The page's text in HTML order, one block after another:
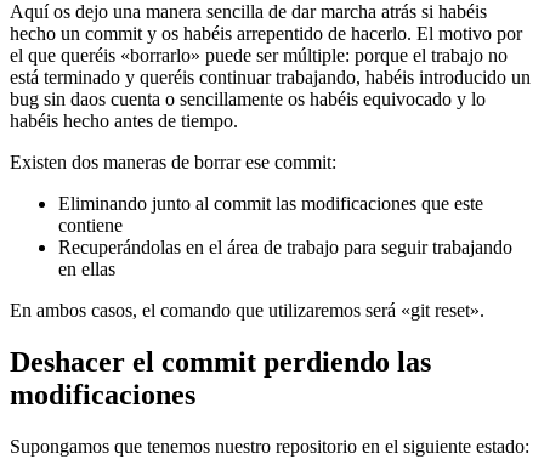
Aquí os dejo una manera sencilla de dar marcha atrás si habéis
hecho un commit y os habéis arrepentido de hacerlo. El motivo por
el que queréis «borrarlo» puede ser múltiple: porque el trabajo no
está terminado y queréis continuar trabajando, habéis introducido un
bug sin daos cuenta o sencillamente os habéis equivocado y lo
habéis hecho antes de tiempo.
Existen dos maneras de borrar ese commit:
Eliminando junto al commit las modificaciones que este
contiene
Recuperándolas en el área de trabajo para seguir trabajando
en ellas
En ambos casos, el comando que utilizaremos será «git reset».
Deshacer el commit perdiendo las
modificaciones
Supongamos que tenemos nuestro repositorio en el siguiente estado: